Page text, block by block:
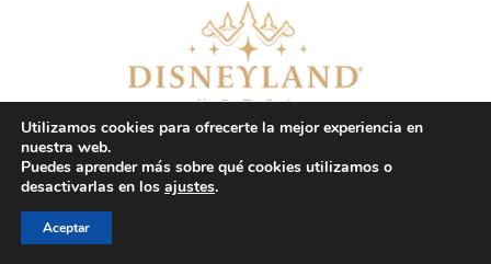
Disneyland Hotel
Desde:303 € –Hasta:1210 €
Utilizamos cookies para ofrecerte la mejor experiencia en
nuestra web.
Puedes aprender más sobre qué cookies utilizamos o
desactivarlas en los ajustes.
Aceptar